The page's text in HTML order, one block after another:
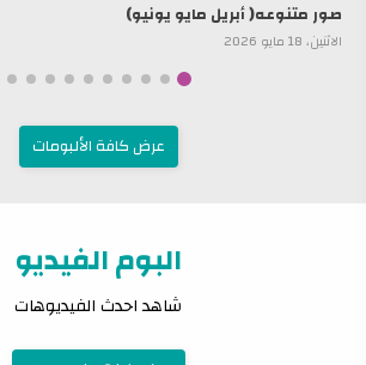
صور متنوعه( أبريل مايو يونيو)
الاثنين، 18 مايو 2026
عرض كافة الألبومات
البوم الفيديو
شاهد احدث الفيديوهات